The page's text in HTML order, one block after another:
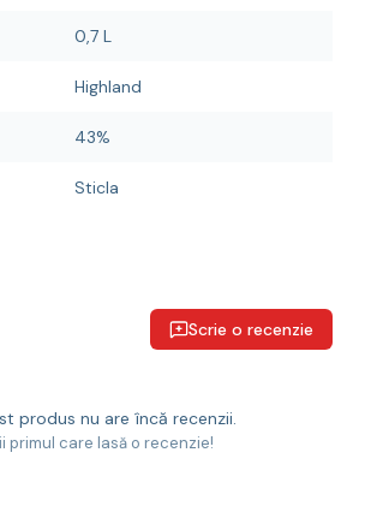
0,7 L
Highland
43%
Sticla
Scrie o recenzie
produs nu are încă recenzii.
primul care lasă o recenzie!